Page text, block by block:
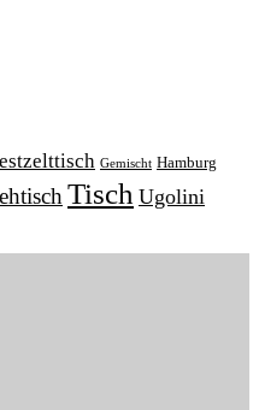
Gemischt Hamburg
Tisch Ugolini